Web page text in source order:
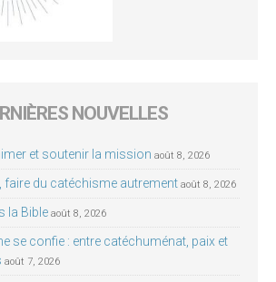
NOUVELLES
et soutenir la mission août 8, 2026
faire du catéchisme autrement août 8, 2026
la Bible août 8, 2026
se confie : entre catéchuménat, paix et
août 7, 2026